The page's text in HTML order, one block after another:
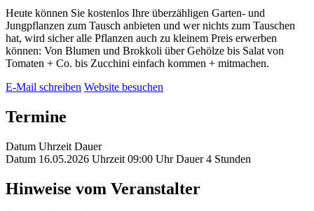
Heute können Sie kostenlos Ihre überzähligen Garten- und
Jungpflanzen zum Tausch anbieten und wer nichts zum Tauschen
hat, wird sicher alle Pflanzen auch zu kleinem Preis erwerben
können: Von Blumen und Brokkoli über Gehölze bis Salat von
Tomaten + Co. bis Zucchini einfach kommen + mitmachen.
E-Mail schreiben Website besuchen
Termine
Datum Uhrzeit Dauer
Datum 16.05.2026 Uhrzeit 09:00 Uhr Dauer 4 Stunden
Hinweise vom Veranstalter